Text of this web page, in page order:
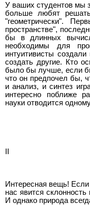
У ваших студентов мы
больше любят
"геометрически".
пространстве",
бы в длинных
необходимы для
интуитивисты
создать другие. Кто
было бы лучше, если
что он предпочел бы,
и анализ, и синтез
интересно поближе
науки отводится
Интересная вещь!
нас явится
И однако природа